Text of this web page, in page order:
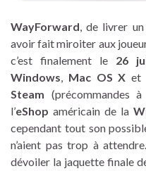
WayForward, de livrer
avoir fait miroiter aux
c’est finalement le 26
Windows, Mac OS X et
Steam (précommandes à
l’eShop américain de la
cependant tout son
n’aient pas trop à
dévoiler la jaquette finale